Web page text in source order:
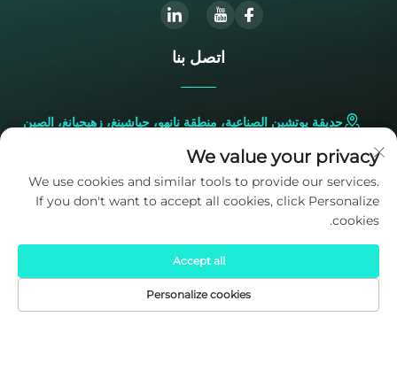
اتصل بنا
حديقة يوتشين الصناعية، منطقة نانهو، جياشينغ، زهيجيانغ، الصين
+86-573-83224422
[email protected]
We value your privacy
We use cookies and similar tools to provide our services.
If you don't want to accept all cookies, click Personalize
cookies.
Personalize cookies
Accept all